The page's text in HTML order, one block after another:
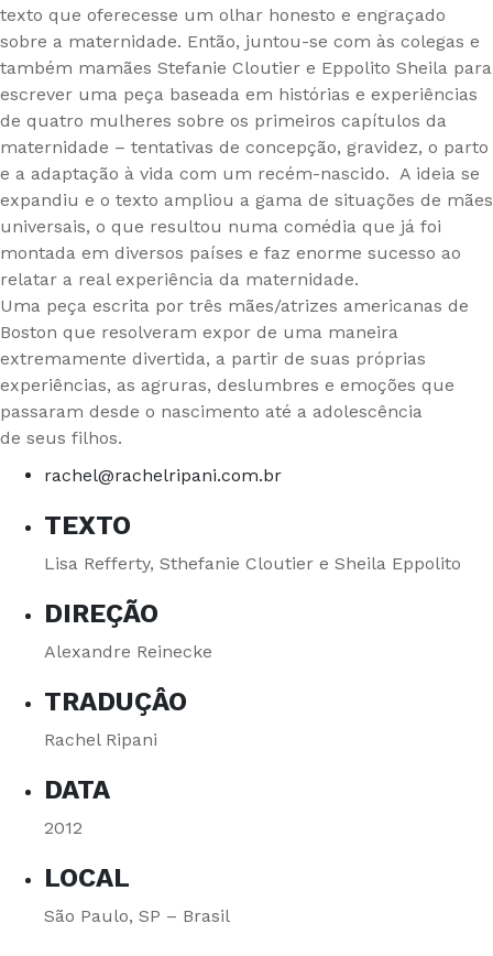
texto que oferecesse um olhar honesto e engraçado
sobre a maternidade. Então, juntou-se com às colegas e
também mamães Stefanie Cloutier e Eppolito Sheila para
escrever uma peça baseada em histórias e experiências
de quatro mulheres sobre os primeiros capítulos da
maternidade – tentativas de concepção, gravidez, o parto
e a adaptação à vida com um recém-nascido. A ideia se
expandiu e o texto ampliou a gama de situações de mães
universais, o que resultou numa comédia que já foi
montada em diversos países e faz enorme sucesso ao
relatar a real experiência da maternidade.
Uma peça escrita por três mães/atrizes americanas de
Boston que resolveram expor de uma maneira
extremamente divertida, a partir de suas próprias
experiências, as agruras, deslumbres e emoções que
passaram desde o nascimento até a adolescência
de seus filhos.
rachel@rachelripani.com.br
TEXTO
Lisa Refferty, Sthefanie Cloutier e Sheila Eppolito
DIREÇÃO
Alexandre Reinecke
TRADUÇÂO
Rachel Ripani
DATA
2012
LOCAL
São Paulo, SP – Brasil